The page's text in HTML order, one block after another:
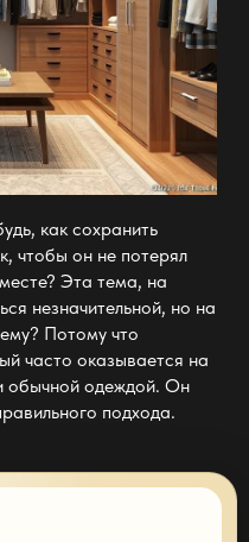
как сохранить
чтобы он не потерял
Эта тема, на
незначительной, но на
Потому что
часто оказывается на
обычной одеждой. Он
подхода.